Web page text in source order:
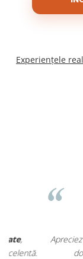
Experiențele
Apreciez foarte
doar